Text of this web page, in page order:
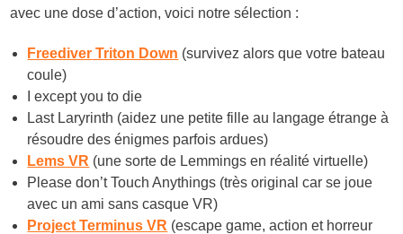
avec une dose d’action, voici notre sélection :
Freediver Triton Down (survivez alors que votre bateau
coule)
I except you to die
Last Laryrinth (aidez une petite fille au langage étrange à
résoudre des énigmes parfois ardues)
Lems VR (une sorte de Lemmings en réalité virtuelle)
Please don’t Touch Anythings (très original car se joue
avec un ami sans casque VR)
Project Terminus VR (escape game, action et horreur